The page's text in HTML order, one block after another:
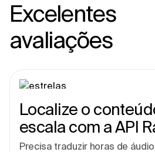
Excelentes
avaliações
Localize o
escala com a API
Precisa traduzir horas de